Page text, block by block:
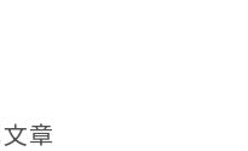
章